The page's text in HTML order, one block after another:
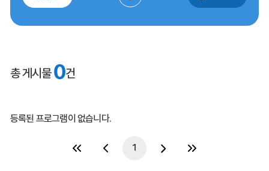
총 게시물0건
등록된 프로그램이 없습니다.
1